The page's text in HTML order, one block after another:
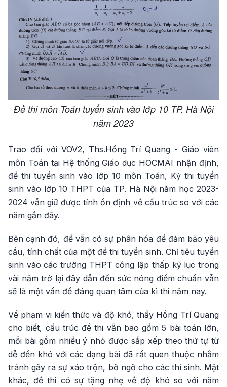
Đề thi môn Toán tuyển sinh vào lớp 10 TP. Hà Nội
năm 2023
Trao đổi với VOV2, Ths.Hồng Trí Quang - Giáo viên
môn Toán tại Hệ thống Giáo dục HOCMAI nhận định,
đề thi tuyển sinh vào lớp 10 môn Toán, Kỳ thi tuyển
sinh vào lớp 10 THPT của TP. Hà Nội năm học 2023-
2024 vẫn giữ được tính ổn định về cấu trúc so với các
năm gần đây.
Bên cạnh đó, đề vẫn có sự phân hóa để đảm bảo yêu
cầu, tính chất của một đề thi tuyển sinh. Chỉ tiêu tuyển
sinh vào các trường THPT công lập thấp kỷ lục trong
vài năm trở lại đây dẫn đến sức nóng điểm chuẩn vẫn
sẽ là một vấn đề đáng quan tâm của kì thi năm nay.
Về phạm vi kiến thức và độ khó, thầy Hồng Trí Quang
cho biết, cấu trúc đề thi vẫn bao gồm 5 bài toán lớn,
mỗi bài gồm nhiều ý nhỏ được sắp xếp theo thứ tự từ
dễ đến khó với các dạng bài đã rất quen thuộc nhằm
tránh gây ra sự xáo trộn, bỡ ngỡ cho các thí sinh. Mặt
khác, đề thi có sự tặng nhẹ về độ khó so với năm